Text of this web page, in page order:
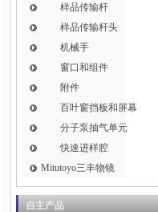
样品传输杆
样品传输杆头
机械手
窗口和组件
附件
百叶窗挡板和屏幕
分子泵抽气单元
快速进样腔
Mitutoyo三丰物镜
自主产品